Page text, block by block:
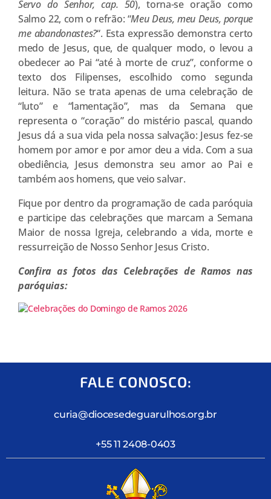
Servo do Senhor, cap. 50), torna-se oração como
Salmo 22, com o refrão: “Meu Deus, meu Deus, porque
me abandonastes?“. Esta expressão demonstra certo
medo de Jesus, que, de qualquer modo, o levou a
obedecer ao Pai “até à morte de cruz”, conforme o
texto dos Filipenses, escolhido como segunda
leitura. Não se trata apenas de uma celebração de
“luto” e “lamentação”, mas da Semana que
representa o “coração” do mistério pascal, quando
Jesus dá a sua vida pela nossa salvação: Jesus fez-se
homem por amor e por amor deu a vida. Com a sua
obediência, Jesus demonstra seu amor ao Pai e
também aos homens, que veio salvar.
Fique por dentro da programação de cada paróquia
e participe das celebrações que marcam a Semana
Maior de nossa Igreja, celebrando a vida, morte e
ressurreição de Nosso Senhor Jesus Cristo.
Confira as fotos das Celebrações de Ramos nas
paróquias:
FALE CONOSCO:
curia@diocesedeguarulhos.org.br
+55 11 2408-0403